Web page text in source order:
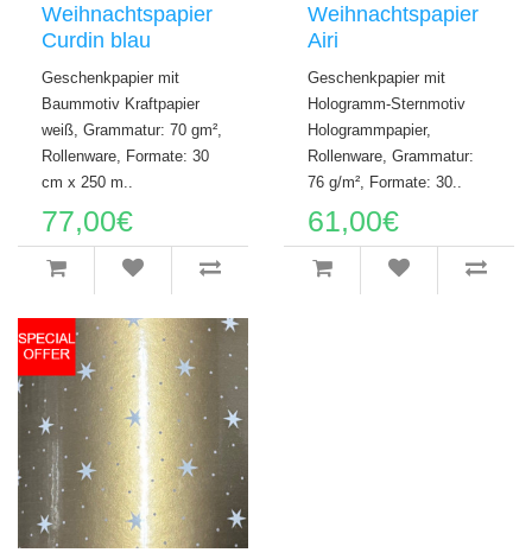
Weihnachtspapier
Curdin blau
Geschenkpapier mit
Baummotiv Kraftpapier
weiß, Grammatur: 70 gm²,
Rollenware, Formate: 30
cm x 250 m..
77,00€
Weihnachtspapier
Airi
Geschenkpapier mit
Hologramm-Sternmotiv
Hologrammpapier,
Rollenware, Grammatur:
76 g/m², Formate: 30..
61,00€